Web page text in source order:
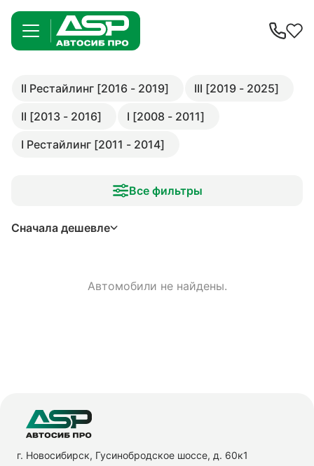
II Рестайлинг [2016 - 2019]
III [2019 - 2025]
II [2013 - 2016]
I [2008 - 2011]
I Рестайлинг [2011 - 2014]
Все фильтры
Сначала дешевле
Автомобили не найдены.
г. Новосибирск, Гусинобродское шоссе, д. 60к1